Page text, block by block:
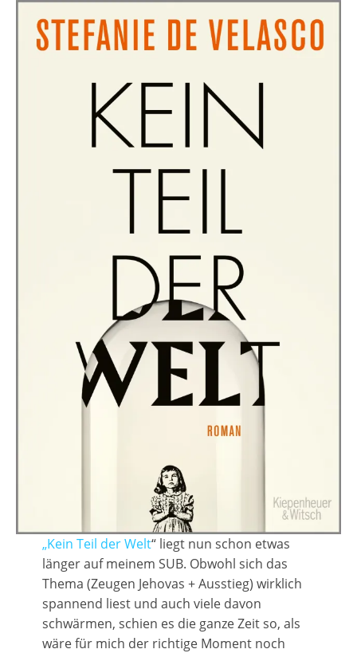
„Kein Teil der Welt“ liegt nun schon etwas
länger auf meinem SUB. Obwohl sich das
Thema (Zeugen Jehovas + Ausstieg) wirklich
spannend liest und auch viele davon
schwärmen, schien es die ganze Zeit so, als
wäre für mich der richtige Moment noch